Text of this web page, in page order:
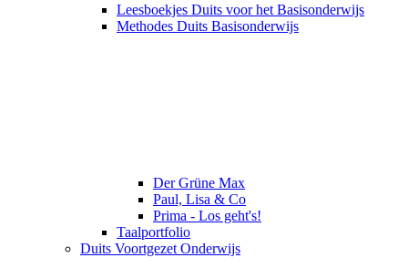
Leesboekjes Duits voor het Basisonderwijs
Methodes Duits Basisonderwijs
Der Grüne Max
Paul, Lisa & Co
Prima - Los geht's!
Taalportfolio
Duits Voortgezet Onderwijs